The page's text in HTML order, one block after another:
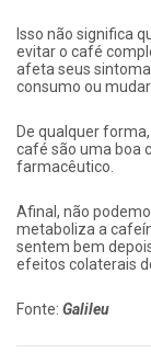
Isso não significa
evitar o café
afeta seus
consumo ou
De qualquer
café são uma boa
farmacêutico.
Afinal, não
metaboliza a
sentem bem
efeitos colaterais
Fonte: Galileu